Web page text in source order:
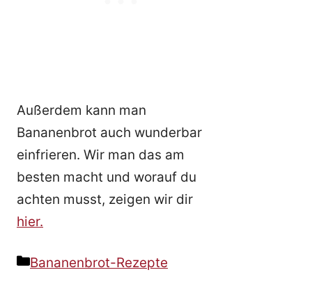
Außerdem kann man
Bananenbrot auch wunderbar
einfrieren. Wir man das am
besten macht und worauf du
achten musst, zeigen wir dir
hier.
Kategorien
Bananenbrot-Rezepte